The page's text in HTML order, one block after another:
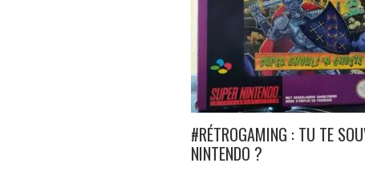
#RÉTROGAMING : TU TE
NINTENDO ?